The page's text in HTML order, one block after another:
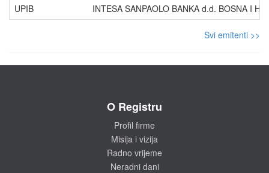
UPIB
INTESA SANPAOLO BANKA d.d. BOSNA I
Svi emitenti >>
O Registru
Profil firme
Misija i vizija
Radno vrijeme
Neradni dani